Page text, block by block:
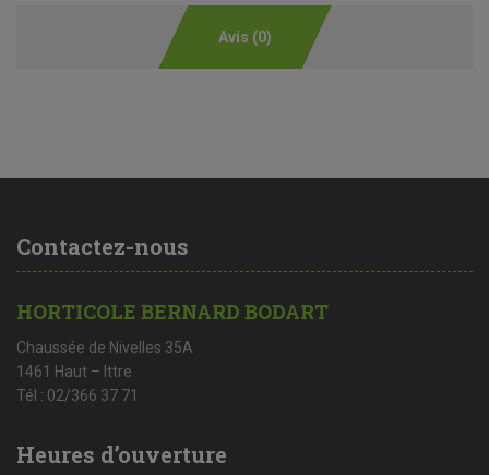
Avis (0)
Contactez-nous
HORTICOLE BERNARD BODART
Chaussée de Nivelles 35A
1461 Haut – Ittre
Tél : 02/366 37 71
Heures d’ouverture